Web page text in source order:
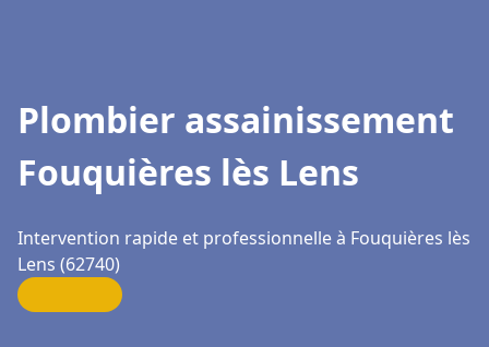
Plombier assainissement
Fouquières lès Lens
Intervention rapide et professionnelle à Fouquières lès
Lens (62740)